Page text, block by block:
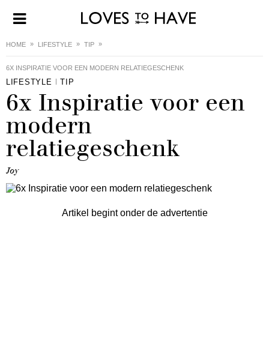
HOME LIFESTYLE TIP
6X INSPIRATIE VOOR EEN MODERN RELATIEGESCHENK
LIFESTYLE TIP
6x Inspiratie voor een
modern
relatiegeschenk
Joy
Artikel begint onder de advertentie